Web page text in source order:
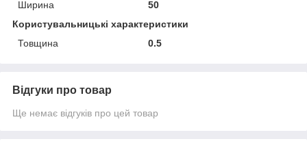
Ширина
50
Користувальницькі характеристики
Товщина
0.5
Відгуки про товар
Ще немає відгуків про цей товар